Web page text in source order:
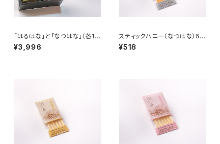
「はるはな」と「なつはな」（各18
0g）化粧箱入り2本セット
¥3,996
スティックハニー（なつはな）6本
入り
¥518